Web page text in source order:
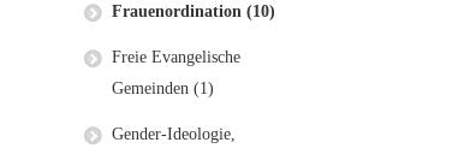
Frauenordination (10)
Freie Evangelische
Gemeinden (1)
Gender-Ideologie,